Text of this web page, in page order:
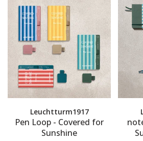
Leuchtturm1917
Pen Loop - Covered for
Sunshine